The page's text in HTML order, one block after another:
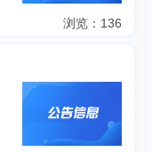
浏览：136